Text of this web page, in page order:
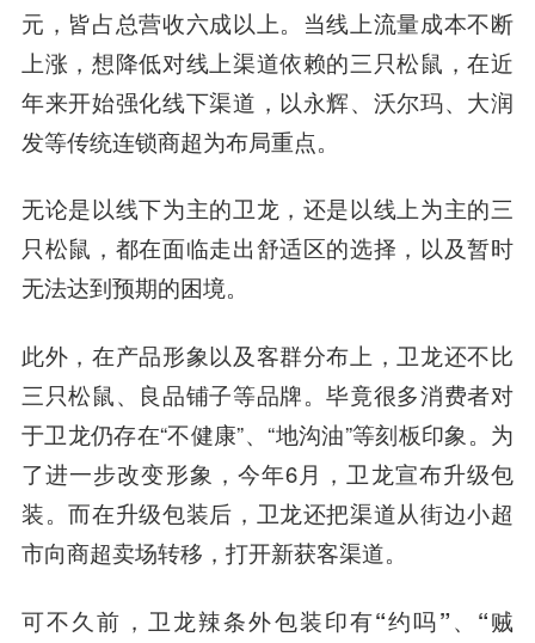
元， 皆占总营收六成以上。当线上流量成本不断
上涨，想降低对线上渠道依赖的三只松鼠，在近
年来开始强化线下渠道 ，以永辉、沃尔玛、大润
发等传统连锁商超为布局重点。
无论是以线下为主的卫龙，还是以线上为主的三
只松鼠，都在面临走出舒适区的选择，以及暂时
无法达到预期的困境。
此外，在产品形象以及客群分布上，卫龙还不比
三只松鼠、良品铺子等品牌。毕竟很多消费者对
于卫龙仍存在“不健康”、“地沟油”等刻板印象。为
了进一步改变形象，今年6月，卫龙宣布升级包
装。而在升级包装后，卫龙还把渠道从街边小超
市向商超卖场转移，打开新获客渠道。
可不久前， 卫龙辣条外包装印有“约吗”、“贼